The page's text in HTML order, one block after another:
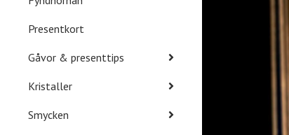
Presentkort
Gåvor & presenttips
Kristaller
Smycken